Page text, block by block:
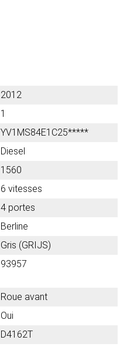
2012
1
YV1MS84E1C25*****
Diesel
1560
6 vitesses
4 portes
Berline
Gris (GRIJS)
93957
Roue avant
Oui
D4162T